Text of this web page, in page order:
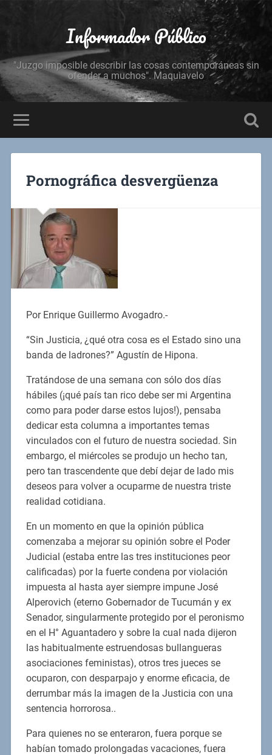
Informador Público
"Juzgo imposible describir las cosas contemporáneas sin
ofender a muchos". Maquiavelo
Pornográfica desvergüenza
Por Enrique Guillermo Avogadro.-
“Sin Justicia, ¿qué otra cosa es el Estado sino una
banda de ladrones?” Agustín de Hipona.
Tratándose de una semana con sólo dos días
hábiles (¡qué país tan rico debe ser mi Argentina
como para poder darse estos lujos!), pensaba
dedicar esta columna a importantes temas
vinculados con el futuro de nuestra sociedad. Sin
embargo, el miércoles se produjo un hecho tan,
pero tan trascendente que debí dejar de lado mis
deseos para volver a ocuparme de nuestra triste
realidad cotidiana.
En un momento en que la opinión pública
comenzaba a mejorar su opinión sobre el Poder
Judicial (estaba entre las tres instituciones peor
calificadas) por la fuerte condena por violación
impuesta al hasta ayer siempre impune José
Alperovich (eterno Gobernador de Tucumán y ex
Senador, singularmente protegido por el peronismo
en el H° Aguantadero y sobre la cual nada dijeron
las habitualmente estruendosas bullangueras
asociaciones feministas), otros tres jueces se
ocuparon, con desparpajo y enorme eficacia, de
derrumbar más la imagen de la Justicia con una
sentencia horrorosa..
Para quienes no se enteraron, fuera porque se
habían tomado prolongadas vacaciones, fuera